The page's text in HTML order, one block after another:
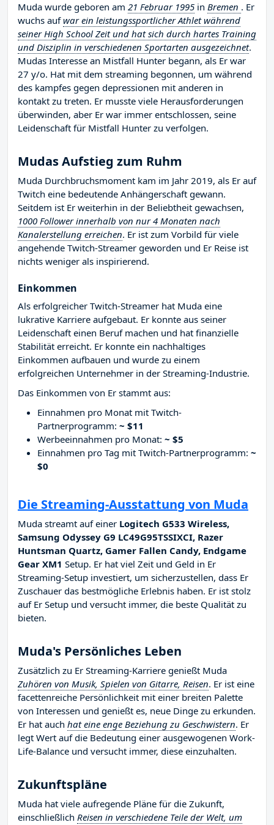
Muda wurde geboren am 21 Februar 1995 in Bremen . Er
wuchs aufwar ein leistungssportlicher Athlet während
seiner High School Zeit und hat sich durch hartes Training
und Disziplin in verschiedenen Sportarten ausgezeichnet.
Mudas Interesse an Mistfall Hunter begann, als Er war
27 y/o. Hat mit dem streaming begonnen, um während
des kampfes gegen depressionen mit anderen in
kontakt zu treten. Er musste viele Herausforderungen
überwinden, aber Er war immer entschlossen, seine
Leidenschaft für Mistfall Hunter zu verfolgen.
Mudas Aufstieg zum Ruhm
Muda Durchbruchsmoment kam im Jahr 2019, als Er auf
Twitch eine bedeutende Anhängerschaft gewann.
Seitdem ist Er weiterhin in der Beliebtheit gewachsen,
1000 Follower innerhalb von nur 4 Monaten nach
Kanalerstellung erreichen. Er ist zum Vorbild für viele
angehende Twitch-Streamer geworden und Er Reise ist
nichts weniger als inspirierend.
Einkommen
Als erfolgreicher Twitch-Streamer hat Muda eine
lukrative Karriere aufgebaut. Er konnte aus seiner
Leidenschaft einen Beruf machen und hat finanzielle
Stabilität erreicht. Er konnte ein nachhaltiges
Einkommen aufbauen und wurde zu einem
erfolgreichen Unternehmer in der Streaming-Industrie.
Das Einkommen von Er stammt aus:
Einnahmen pro Monat mit Twitch-
Partnerprogramm: ~ $11
Werbeeinnahmen pro Monat: ~ $5
Einnahmen pro Tag mit Twitch-Partnerprogramm: ~
$0
Die Streaming-Ausstattung von Muda
Muda streamt auf einer Logitech G533 Wireless,
Samsung Odyssey G9 LC49G95TSSIXCI, Razer
Huntsman Quartz, Gamer Fallen Candy, Endgame
Gear XM1 Setup. Er hat viel Zeit und Geld in Er
Streaming-Setup investiert, um sicherzustellen, dass Er
Zuschauer das bestmögliche Erlebnis haben. Er ist stolz
auf Er Setup und versucht immer, die beste Qualität zu
bieten.
Muda's Persönliches Leben
Zusätzlich zu Er Streaming-Karriere genießt Muda
Zuhören von Musik, Spielen von Gitarre, Reisen. Er ist eine
facettenreiche Persönlichkeit mit einer breiten Palette
von Interessen und genießt es, neue Dinge zu erkunden.
Er hat auch hat eine enge Beziehung zu Geschwistern. Er
legt Wert auf die Bedeutung einer ausgewogenen Work-
Life-Balance und versucht immer, diese einzuhalten.
Zukunftspläne
Muda hat viele aufregende Pläne für die Zukunft,
einschließlich Reisen in verschiedene Teile der Welt, um